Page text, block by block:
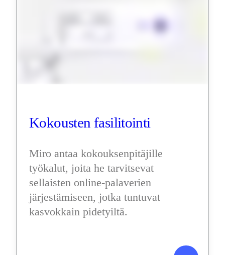
Kokousten fasilitointi
Miro antaa kokouksenpitäjille
työkalut, joita he tarvitsevat
sellaisten online-palaverien
järjestämiseen, jotka tuntuvat
kasvokkain pidetyiltä.